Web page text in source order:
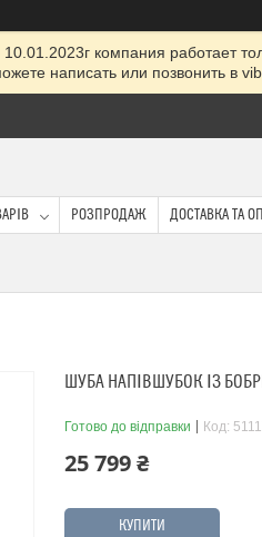
компания работает
написать или позвонить в
РОЗПРОДАЖ ДОСТАВКА ТА
ШУБА НАПІВШУБОК ІЗ
Готово до відправки Код:
25 799 ₴
КУПИТИ